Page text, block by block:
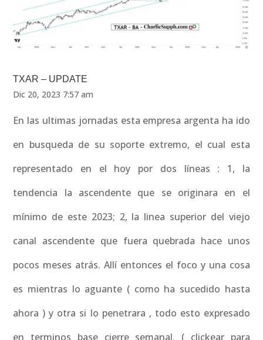
TXAR – UPDATE
Dic 20, 2023 7:57 am
En las ultimas jornadas esta empresa argenta ha ido
en busqueda de su soporte extremo, el cual esta
representado en el hoy por dos líneas : 1, la
tendencia la ascendente que se originara en el
mínimo de este 2023; 2, la linea superior del viejo
canal ascendente que fuera quebrada hace unos
pocos meses atrás. Allí entonces el foco y una cosa
es mientras lo aguante ( como ha sucedido hasta
ahora ) y otra si lo penetrara , todo esto expresado
en terminos base cierre semanal. ( clickear para